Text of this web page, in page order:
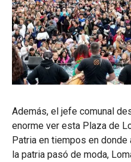
Además, el jefe comunal
enorme ver esta Plaza de
Patria en tiempos en
la patria pasó de moda,